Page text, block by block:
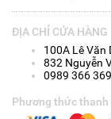
ĐỊA CHỈ CỬA HÀNG
100A Lê Văn
832 Nguyễn
0989 366
Phương thức thanh